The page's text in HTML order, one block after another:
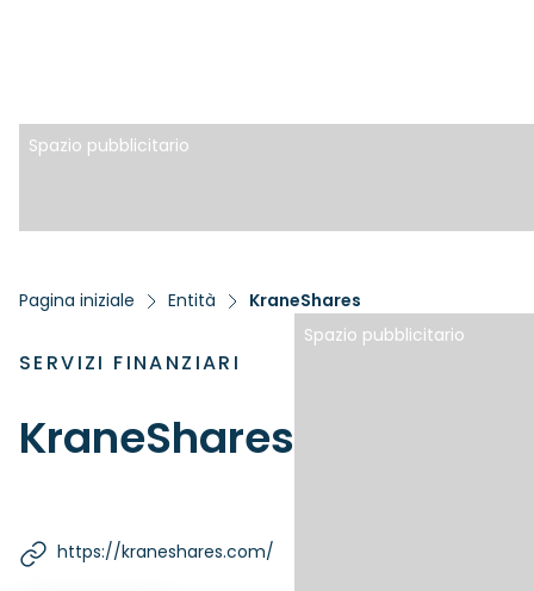
Spazio pubblicitario
Pagina iniziale Entità KraneShares
SERVIZI FINANZIARI
KraneShares
https://kraneshares.com/
Spazio pubblicitario